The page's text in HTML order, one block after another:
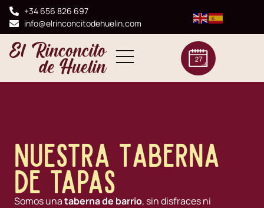
+34 656 826 697
info@elrinconcitodehuelin.com
Nuestra Taberna
de tapas
Somos unataberna de barrio, sin disfraces ni